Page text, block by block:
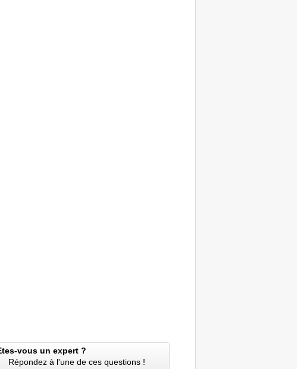
vous un expert ?
Répondez à l'une de ces questions !